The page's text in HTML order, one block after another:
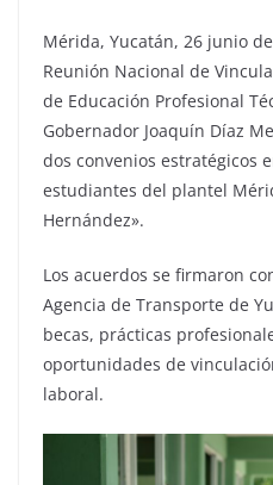
Mérida, Yucatán, 26 junio
Reunión Nacional de
de Educación Profesional
Gobernador Joaquín Díaz
dos convenios estratégicos
estudiantes del plantel
Hernández».
Los acuerdos se firmaron
Agencia de Transporte de
becas, prácticas
oportunidades de
laboral.